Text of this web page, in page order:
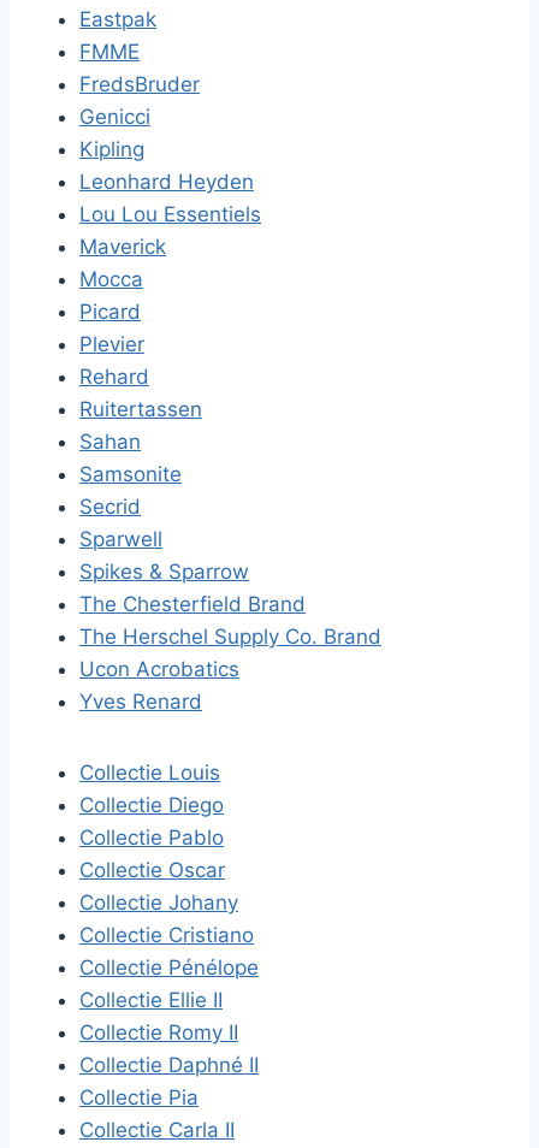
Eastpak
FMME
FredsBruder
Genicci
Kipling
Leonhard Heyden
Lou Lou Essentiels
Maverick
Mocca
Picard
Plevier
Rehard
Ruitertassen
Sahan
Samsonite
Secrid
Sparwell
Spikes & Sparrow
The Chesterfield Brand
The Herschel Supply Co. Brand
Ucon Acrobatics
Yves Renard
Collectie Louis
Collectie Diego
Collectie Pablo
Collectie Oscar
Collectie Johany
Collectie Cristiano
Collectie Pénélope
Collectie Ellie II
Collectie Romy II
Collectie Daphné II
Collectie Pia
Collectie Carla II